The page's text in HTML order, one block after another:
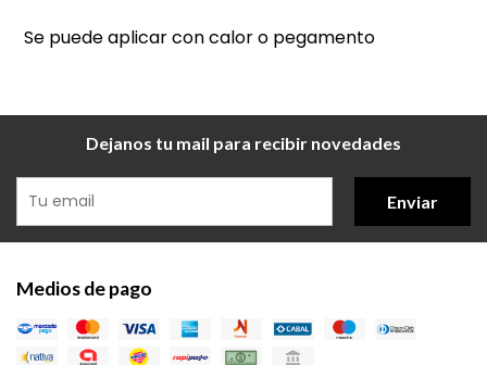
Se puede aplicar con calor o pegamento
Dejanos tu mail para recibir novedades
Enviar
Medios de pago